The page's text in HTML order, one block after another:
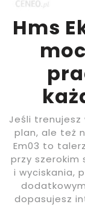
Hms
Jeśli trenujesz
plan, ale też
Em03 to
przy szerokim
i wyciskania,
dopasujesz